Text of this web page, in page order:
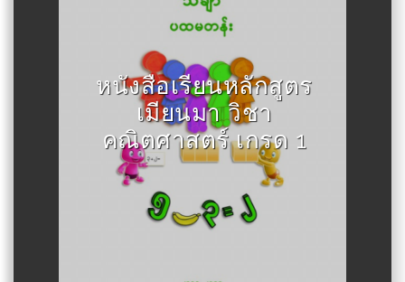
หนังสือเรียนหลักสูตร
เมียนมา วิชา
คณิตศาสตร์ เกรด 1
Author :กระทรวงศึกษาธิการเมีย
นมา